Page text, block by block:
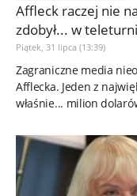
Affleck raczej nie
zdobył... w
Piątek, 31 lipca (13:39)
Zagraniczne media
Afflecka. Jeden z
właśnie... milion